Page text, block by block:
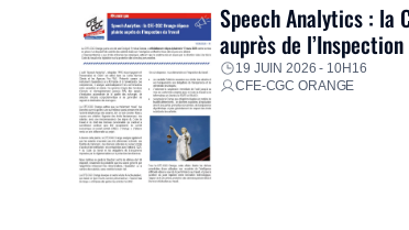
Speech Analytics : la
auprès de
19 JUIN 2026 - 10H16
CFE-CGC ORANGE